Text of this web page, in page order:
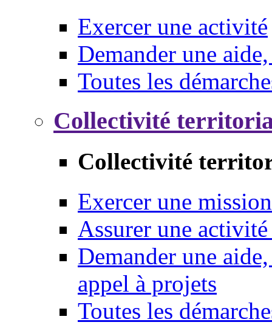
Exercer une activité
Demander une
Toutes les
Collectivité
Collectivité
Exercer une mission
Assurer une
Demander une
appel à projets
Toutes les